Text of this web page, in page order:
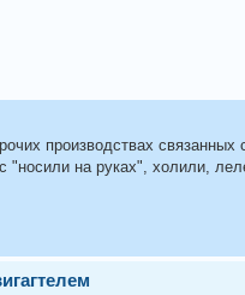
производствах связанных
на руках", холили,